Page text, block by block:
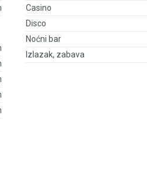
Casino
Disco
Noćni bar
Izlazak, zabava